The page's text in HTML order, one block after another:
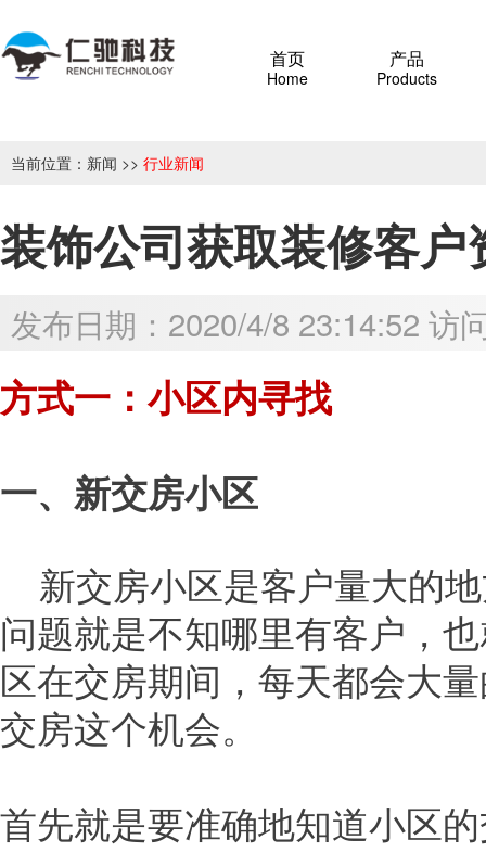
产品
Products
首页
Home
当前位置： 新闻 >> 行业新闻
装饰公司获取装修客
发布日期：2020/4/8 23:14:52 访
方式一：小区内寻找
一、新交房小区
新交房小区是客户量大的
问题就是不知哪里有客户，
区在交房期间，每天都会大
交房这个机会。
首先就是要准确地知道小区